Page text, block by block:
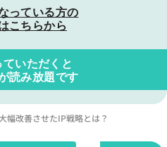
っている方の
こちらから
いただくと
読み放題です
幅改善させたIP戦略とは？